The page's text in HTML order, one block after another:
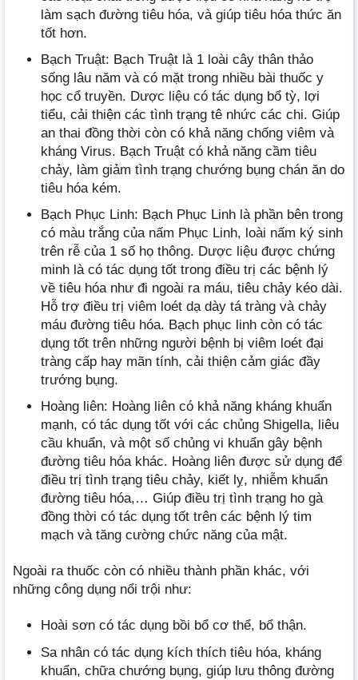
làm sạch đường tiêu hóa, và giúp tiêu hóa thức ăn
tốt hơn.
Bạch Truật: Bạch Truật là 1 loài cây thân thảo
sống lâu năm và có mặt trong nhiều bài thuốc y
học cổ truyền. Dược liệu có tác dụng bổ tỳ, lợi
tiểu, cải thiện các tình trạng tê nhức các chi. Giúp
an thai đồng thời còn có khả năng chống viêm và
kháng Virus. Bạch Truật có khả năng cầm tiêu
chảy, làm giảm tình trạng chướng bụng chán ăn do
tiêu hóa kém.
Bạch Phục Linh: Bạch Phục Linh là phần bên trong
có màu trắng của nấm Phục Linh, loài nấm ký sinh
trên rễ của 1 số họ thông. Dược liệu được chứng
minh là có tác dụng tốt trong điều trị các bệnh lý
về tiêu hóa như đi ngoài ra máu, tiêu chảy kéo dài.
Hỗ trợ điều trị viêm loét dạ dày tá tràng và chảy
máu đường tiêu hóa. Bạch phục linh còn có tác
dụng tốt trên những người bệnh bị viêm loét đại
tràng cấp hay mãn tính, cải thiện cảm giác đầy
trướng bụng.
Hoàng liên: Hoàng liên có khả năng kháng khuẩn
mạnh, có tác dụng tốt với các chủng Shigella, liêu
cầu khuẩn, và một số chủng vi khuẩn gây bệnh
đường tiêu hóa khác. Hoàng liên được sử dụng để
điều trị tình trạng tiêu chảy, kiết lỵ, nhiễm khuẩn
đường tiêu hóa,… Giúp điều trị tình trạng ho gà
đồng thời có tác dụng tốt trên các bệnh lý tim
mạch và tăng cường chức năng của mật.
Ngoài ra thuốc còn có nhiều thành phần khác, với
những công dụng nổi trội như:
Hoài sơn có tác dụng bồi bổ cơ thể, bổ thận.
Sa nhân có tác dụng kích thích tiêu hóa, kháng
khuẩn, chữa chướng bụng, giúp lưu thông đường